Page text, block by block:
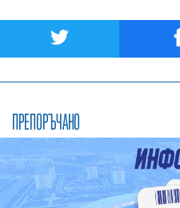
ПРЕПОРЪЧАНО